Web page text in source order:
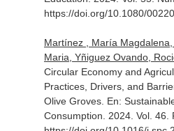
https://doi.org/10.1080/
Martínez , María
Maria, Yñiguez Ovando,
Circular Economy and
Practices, Drivers, and
Olive Groves. En:
Consumption . 2024. Vol. 46.